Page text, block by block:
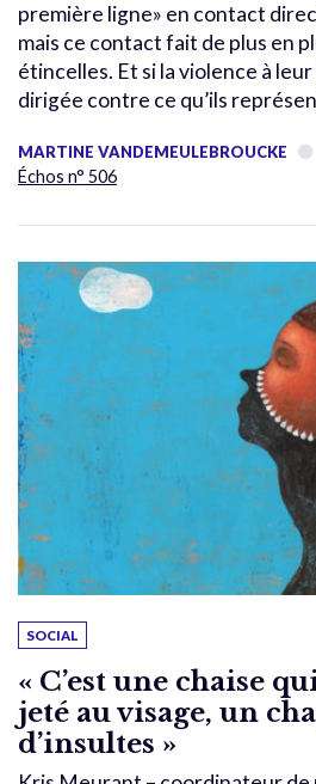
première ligne» en contact
mais ce contact fait de plus en
étincelles. Et si la violence à
dirigée contre ce qu’ils
MARTINE VANDEMEULEBROUCKE
Échos n° 506
SOCIAL
« C’est une chaise
jeté au visage, un
d’insultes »